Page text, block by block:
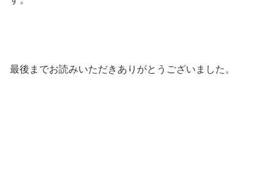
最後までお読みいただきありがとうございました。